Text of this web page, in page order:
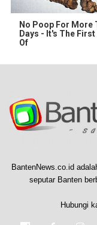
No Poop For More
Days - It's The First
Of
BantenNews.co.id
seputar Banten
Hubungi